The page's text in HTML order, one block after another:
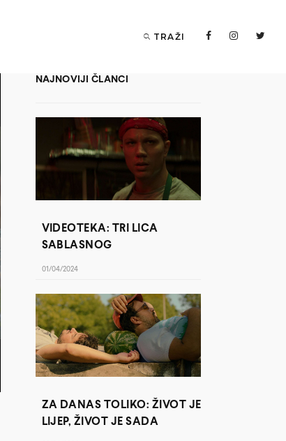
TRAŽI
NAJNOVIJI ČLANCI
VIDEOTEKA: TRI LICA
SABLASNOG
01/04/2024
ZA DANAS TOLIKO: ŽIVOT JE
LIJEP, ŽIVOT JE SADA